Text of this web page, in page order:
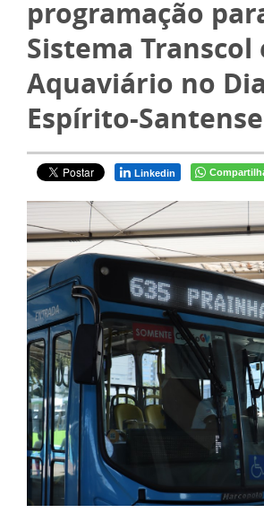
programação
Sistema Transcol
Aquaviário no
Espírito-Santense
Linkedin